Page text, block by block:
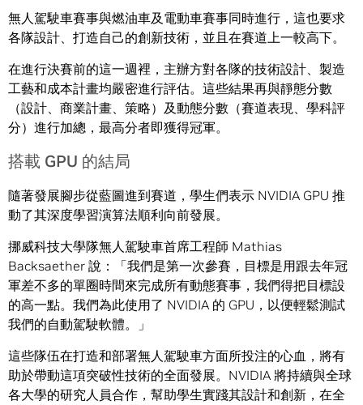
無人駕駛車賽事與燃油車及電動車賽事同時進行，這也要求
各隊設計、打造自己的創新技術，並且在賽道上一較高下。
在進行決賽前的這一週裡，主辦方對各隊的技術設計、製造
工藝和成本計畫均嚴密進行評估。這些結果再與靜態分數
（設計、商業計畫、策略）及動態分數（賽道表現、學科評
分）進行加總，最高分者即獲得冠軍。
搭載 GPU 的結局
隨著發展腳步從藍圖進到賽道，學生們表示 NVIDIA GPU 推
動了其深度學習演算法順利向前發展。
挪威科技大學隊無人駕駛車首席工程師 Mathias
Backsaether 說：「我們是第一次參賽，目標是用跟去年冠
軍差不多的單圈時間來完成所有動態賽事，我們得把目標設
的高一點。我們為此使用了 NVIDIA 的 GPU，以便輕鬆測試
我們的自動駕駛軟體。」
這些隊伍在打造和部署無人駕駛車方面所投注的心血，將有
助於帶動這項突破性技術的全面發展。NVIDIA 將持續與全球
各大學的研究人員合作，幫助學生實踐其設計和創新，在全